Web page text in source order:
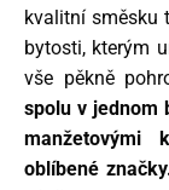
kvalitní směsku
bytosti, kterým
vše pěkně
spolu v jednom
manžetovými
oblíbené